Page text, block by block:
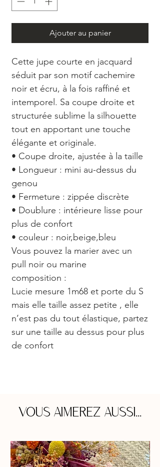
Ajouter au panier
Cette jupe courte en jacquard
séduit par son motif cachemire
noir et écru, à la fois raffiné et
intemporel. Sa coupe droite et
structurée sublime la silhouette
tout en apportant une touche
élégante et originale.
• Coupe droite, ajustée à la taille
• Longueur : mini au-dessus du
genou
• Fermeture : zippée discrète
• Doublure : intérieure lisse pour
plus de confort
• couleur : noir,beige,bleu
Vous pouvez la marier avec un
pull noir ou marine
composition :
Lucie mesure 1m68 et porte du S
mais elle taille assez petite , elle
n’est pas du tout élastique, partez
sur une taille au dessus pour plus
de confort
VOUS AIMEREZ AUSSI...